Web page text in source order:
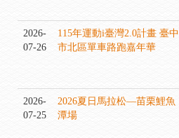
2026-
07-26
115年運動i臺灣2.0計畫 臺中
市北區單車路跑嘉年華
2026-
07-25
2026夏日馬拉松—苗栗鯉魚
潭場